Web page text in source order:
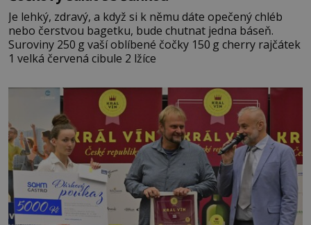
Je lehký, zdravý, a když si k němu dáte opečený chléb
nebo čerstvou bagetku, bude chutnat jedna báseň.
Suroviny 250 g vaší oblíbené čočky 150 g cherry rajčátek
1 velká červená cibule 2 lžíce